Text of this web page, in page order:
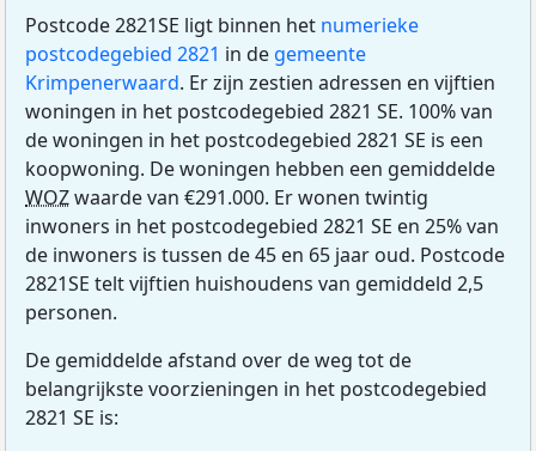
Postcode 2821SE ligt binnen het numerieke
postcodegebied 2821 in de gemeente
Krimpenerwaard. Er zijn zestien adressen en vijftien
woningen in het postcodegebied 2821 SE. 100% van
de woningen in het postcodegebied 2821 SE is een
koopwoning. De woningen hebben een gemiddelde
WOZwaarde van €291.000. Er wonen twintig
inwoners in het postcodegebied 2821 SE en 25% van
de inwoners is tussen de 45 en 65 jaar oud. Postcode
2821SE telt vijftien huishoudens van gemiddeld 2,5
personen.
De gemiddelde afstand over de weg tot de
belangrijkste voorzieningen in het postcodegebied
2821 SE is: